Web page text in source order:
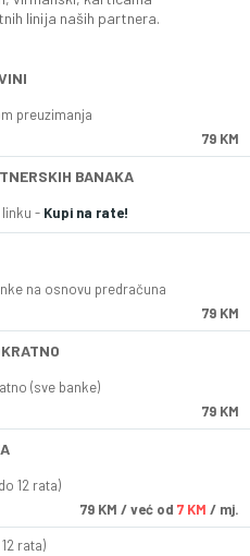
linija naših partnera.
preuzimanja
79 KM
BANAKA
- Kupi na rate!
na osnovu predračuna
79 KM
(sve banke)
79 KM
12 rata)
79 KM / već od 7 KM / mj.
rata)